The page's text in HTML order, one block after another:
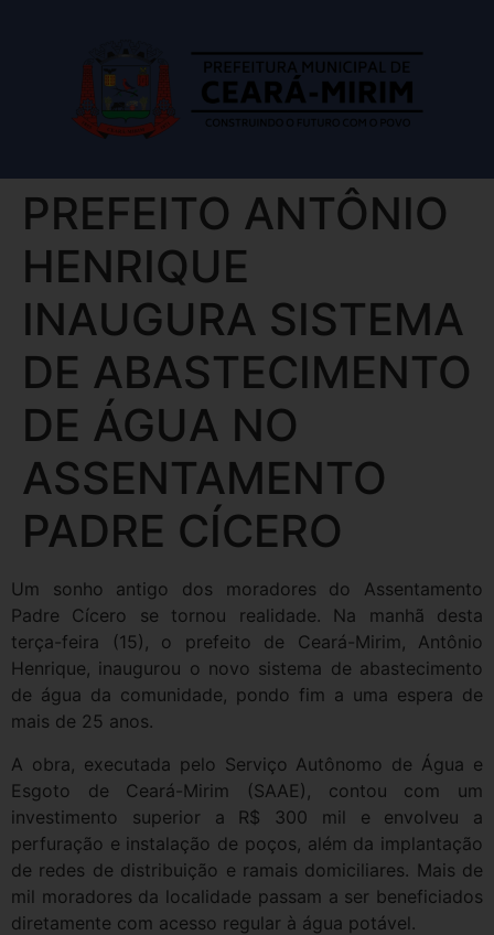
PREFEITO ANTÔNIO
HENRIQUE
INAUGURA SISTEMA
DE ABASTECIMENTO
DE ÁGUA NO
ASSENTAMENTO
PADRE CÍCERO
Um sonho antigo dos moradores do Assentamento
Padre Cícero se tornou realidade. Na manhã desta
terça-feira (15), o prefeito de Ceará-Mirim, Antônio
Henrique, inaugurou o novo sistema de abastecimento
de água da comunidade, pondo fim a uma espera de
mais de 25 anos.
A obra, executada pelo Serviço Autônomo de Água e
Esgoto de Ceará-Mirim (SAAE), contou com um
investimento superior a R$ 300 mil e envolveu a
perfuração e instalação de poços, além da implantação
de redes de distribuição e ramais domiciliares. Mais de
mil moradores da localidade passam a ser beneficiados
diretamente com acesso regular à água potável.